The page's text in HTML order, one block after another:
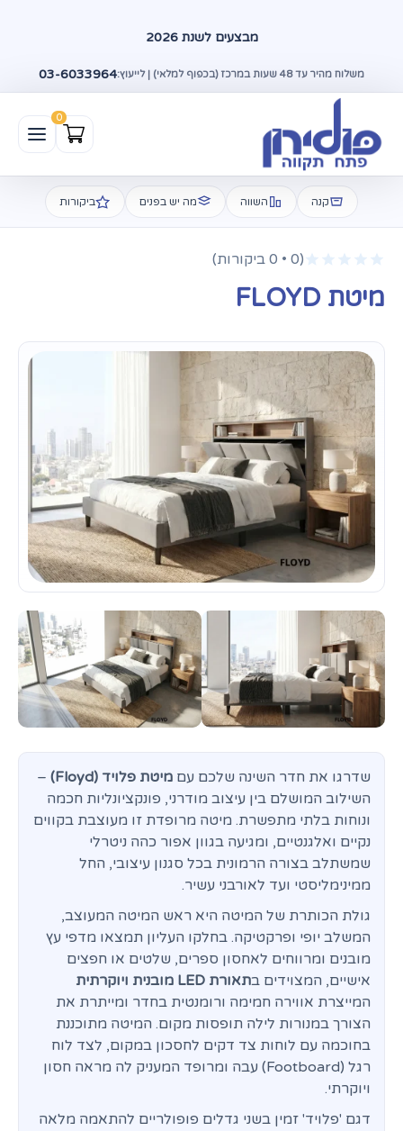
מבצעים לשנת 2026
משלוח מהיר עד 48 שעות במרכז (בכפוף למלאי) | לייעוץ: 03-6033964
קנה השווה מה יש בפנים ביקורות
(0 • 0 ביקורות)
מיטת FLOYD
שדרגו את חדר השינה שלכם עם מיטת פלויד (Floyd)
–
השילוב המושלם בין עיצוב מודרני, פונקציונליות חכמה
ונוחות בלתי מתפשרת. מיטה מרופדת זו מעוצבת בקווים
נקיים ואלגנטיים, ומגיעה בגוון אפור כהה ניטרלי
שמשתלב בצורה הרמונית בכל סגנון עיצובי, החל
ממינימליסטי ועד לאורבני עשיר.
גולת הכותרת של המיטה היא ראש המיטה המעוצב,
המשלב יופי ופרקטיקה. בחלקו העליון תמצאו מדפי עץ
מובנים ומרווחים לאחסון ספרים, שלטים או חפצים
אישיים, המצוידים בתאורת LED מובנית ויוקרתית
המייצרת אווירה חמימה ורומנטית בחדר ומייתרת את
הצורך במנורות לילה תופסות מקום. המיטה מתוכננת
בחוכמה עם לוחות צד דקים לחסכון במקום, לצד לוח
רגל (Footboard) עבה ומרופד המעניק לה מראה חסון
ויוקרתי.
דגם 'פלויד' זמין בשני גדלים פופולריים להתאמה מלאה